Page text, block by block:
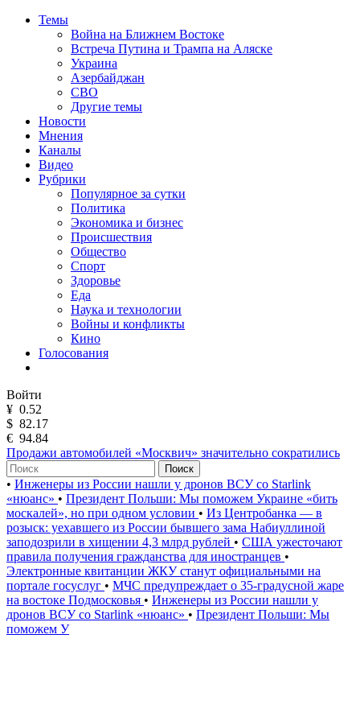
Темы
Война на Ближнем Востоке
Встреча Путина и Трампа на Аляске
Украина
Азербайджан
СВО
Другие темы
Новости
Мнения
Каналы
Видео
Рубрики
Популярное за сутки
Политика
Экономика и бизнес
Происшествия
Общество
Спорт
Здоровье
Еда
Наука и технологии
Войны и конфликты
Кино
Голосования
Войти
¥ 0.52
$ 82.17
€ 94.84
Продажи автомобилей «Москвич» значительно сократились
Поиск
• Инженеры из России нашли у дронов ВСУ со Starlink
«нюанс» • Президент Польши: Мы поможем Украине «бить
москалей», но при одном условии • Из Центробанка — в
розыск: уехавшего из России бывшего зама Набиуллиной
заподозрили в хищении 4,3 млрд рублей • США ужесточают
правила получения гражданства для иностранцев •
Электронные квитанции ЖКУ станут официальными на
портале госуслуг • МЧС предупреждает о 35-градусной жаре
на востоке Подмосковья • Инженеры из России нашли у
дронов ВСУ со Starlink «нюанс» • Президент Польши: Мы
поможем У